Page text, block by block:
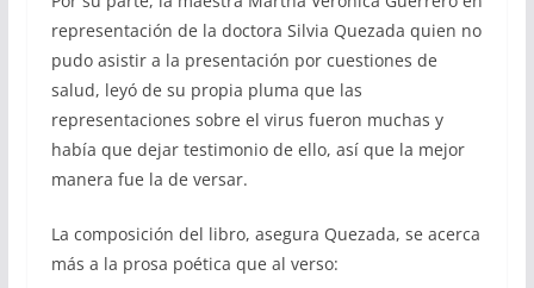
representación de la doctora Silvia Quezada quien no
pudo asistir a la presentación por cuestiones de
salud, leyó de su propia pluma que las
representaciones sobre el virus fueron muchas y
había que dejar testimonio de ello, así que la mejor
manera fue la de versar.
La composición del libro, asegura Quezada, se acerca
más a la prosa poética que al verso: